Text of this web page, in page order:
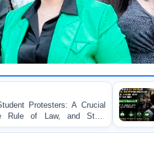
BANGLADESH
Concern and Strongly
on Peaceful College Student